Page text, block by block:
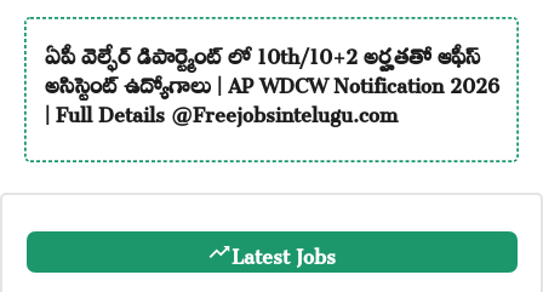
ఏపీ వెల్ఫేర్ డిపార్ట్మెంట్ లో 10th/10+2 అర్హతతో ఆఫీస్
అసిస్టెంట్ ఉద్యోగాలు | AP WDCW Notification 2026
| Full Details @Freejobsintelugu.com
Latest Jobs